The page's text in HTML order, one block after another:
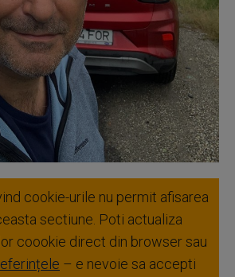
cookie-urile nu permit afisarea
sectiune. Poti actualiza
coookie direct din browser sau
– e nevoie sa accepti